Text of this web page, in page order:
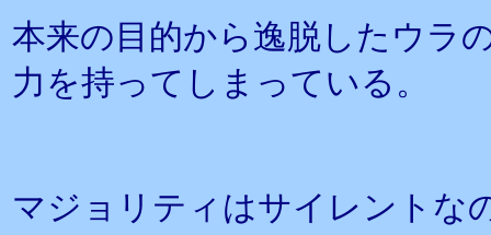
本来の目的から逸脱したウラ
力を持ってしまっている。
マジョリティはサイレントな